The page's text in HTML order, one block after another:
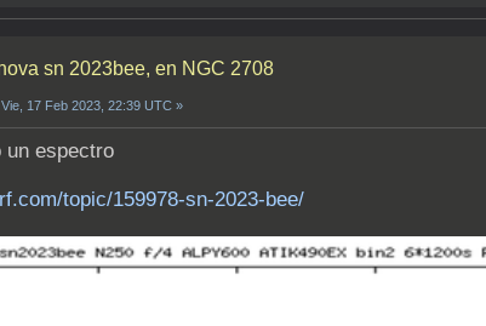
sn 2023bee, en NGC 2708
Vie, 17 Feb 2023, 22:39 UTC »
un espectro
topic/159978-sn-2023-bee/